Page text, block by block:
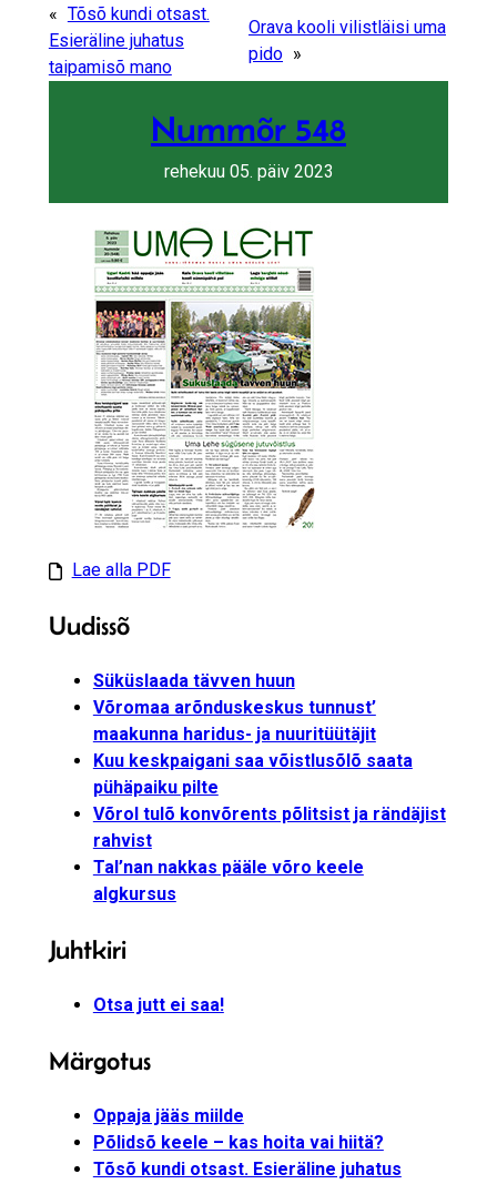
« Tõsõ kundi otsast.
Esieräline juhatus
taipamisõ mano
Orava kooli vilistläisi uma
pido »
Nummõr 548
rehekuu 05. päiv 2023
Lae alla PDF
Uudissõ
Süküslaada tävven huun
Võromaa arõnduskeskus tunnust’
maakunna haridus- ja nuuritüütäjit
Kuu keskpaigani saa võistlusõlõ saata
pühäpaiku pilte
Võrol tulõ konvõrents põlitsist ja rändäjist
rahvist
Tal’nan nakkas pääle võro keele
algkursus
Juhtkiri
Otsa jutt ei saa!
Märgotus
Oppaja jääs miilde
Põlidsõ keele – kas hoita vai hiitä?
Tõsõ kundi otsast. Esieräline juhatus